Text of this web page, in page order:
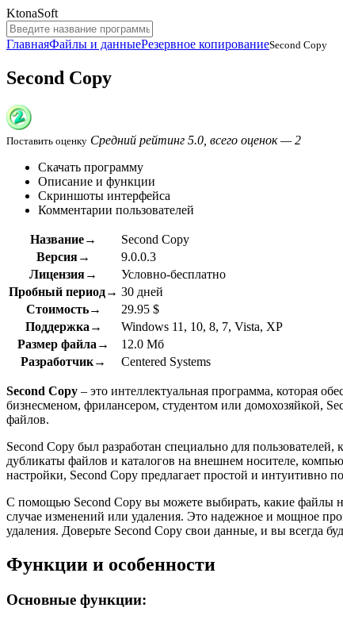
KtonaSoft
ГлавнаяФайлы и данныеРезервное копированиеSecond Copy
Second Copy
Поставить оценку Средний рейтинг 5.0, всего оценок — 2
Скачать программу
Описание и функции
Скриншоты интерфейса
Комментарии пользователей
Название→
Second Copy
Версия→
9.0.0.3
Лицензия→
Условно-бесплатно
Пробный период→ 30 дней
Стоимость→
29.95 $
Поддержка→
Windows 11, 10, 8, 7, Vista, XP
Размер файла→
12.0 Мб
Разработчик→
Centered Systems
Second Copy – это интеллектуальная программа, которая
бизнесменом, фрилансером, студентом или домохозяйкой,
файлов.
Second Copy был разработан специально для
дубликаты файлов и каталогов на внешнем носителе,
настройки, Second Copy предлагает простой и интуитивно
С помощью Second Copy вы можете выбирать, какие файлы
случае изменений или удаления. Это надежное и мощное
удаления. Доверьте Second Copy свои данные, и вы всегда
Функции и особенности
Основные функции: